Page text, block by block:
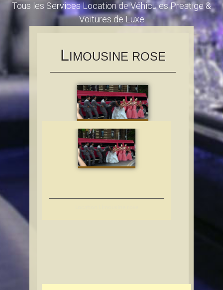
Tous les Services Location de Véhicules Prestige &
Voitures de Luxe
LIMOUSINE ROSE